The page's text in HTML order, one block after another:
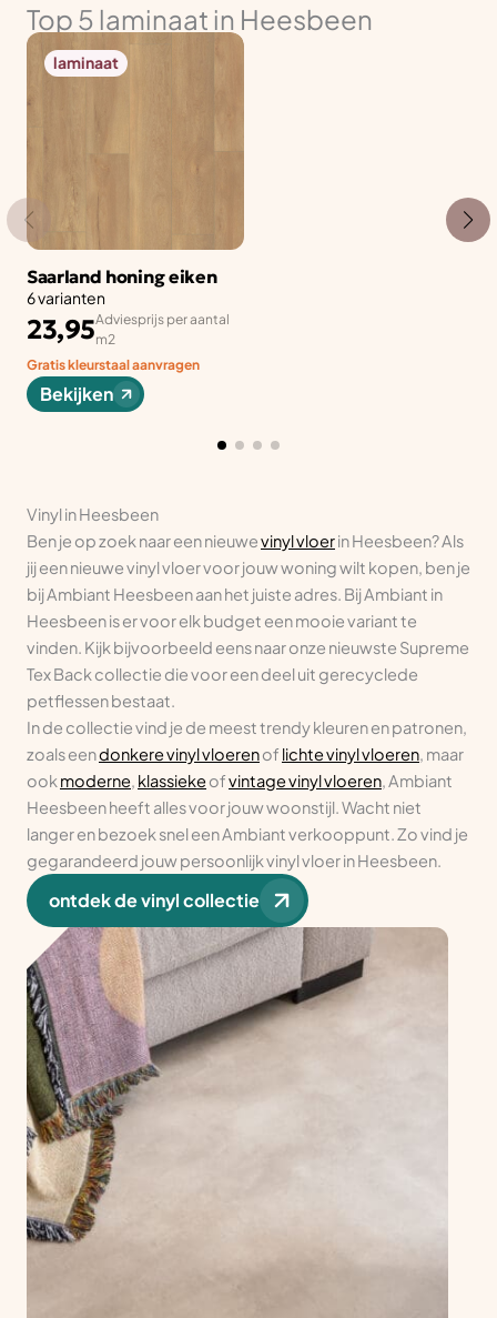
Top 5 laminaat in Heesbeen
laminaat
Saarland honing eiken
6 varianten
23,95Adviesprijs per aantal
m2
Gratis kleurstaal aanvragen
Bekijken
Vinyl in Heesbeen
Ben je op zoek naar een nieuwevinyl vloerin Heesbeen? Als
jij een nieuwe vinyl vloer voor jouw woning wilt kopen, ben je
bij Ambiant Heesbeen aan het juiste adres. Bij Ambiant in
Heesbeen is er voor elk budget een mooie variant te
vinden. Kijk bijvoorbeeld eens naar onze nieuwste Supreme
Tex Back collectie die voor een deel uit gerecyclede
petflessen bestaat.
In de collectie vind je de meest trendy kleuren en patronen,
zoals eendonkere vinyl vloerenof lichte vinyl vloeren, maar
ook moderne, klassiekeofvintage vinyl vloeren, Ambiant
Heesbeen heeft alles voor jouw woonstijl. Wacht niet
langer en bezoek snel een Ambiant verkooppunt. Zo vind je
gegarandeerd jouw persoonlijk vinyl vloer in Heesbeen.
ontdek de vinyl collectie